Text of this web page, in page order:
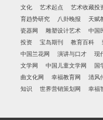
文化
艺术起点 艺术收藏投
育趋势研究
八卦晚报 天赋
瓷器网
雕塑设计艺术 中国
投资
宝岛期刊 教育百科
中国兰花网
演讲与口才 现
文学网
中国儿童文学网 国
曲文化网
幸福教育网 清风
知识
世界营销策划网 幸福